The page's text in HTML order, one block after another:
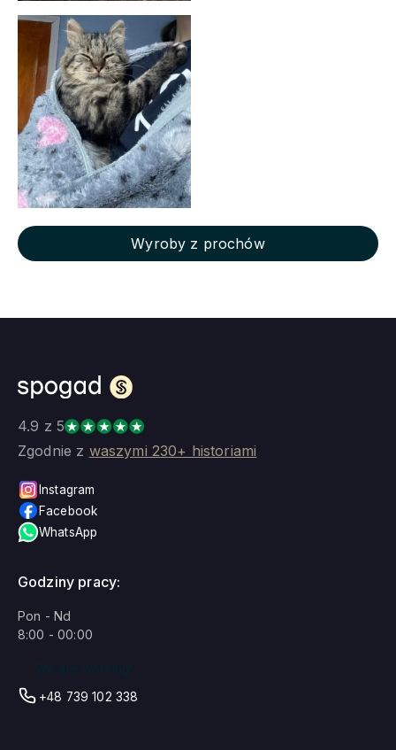
Wyroby z prochów
4.9 z 5
Zgodnie z waszymi 230+ historiami
Instagram
Facebook
WhatsApp
Godziny pracy:
Pon - Nd
8:00 - 00:00
+48 739 102 338